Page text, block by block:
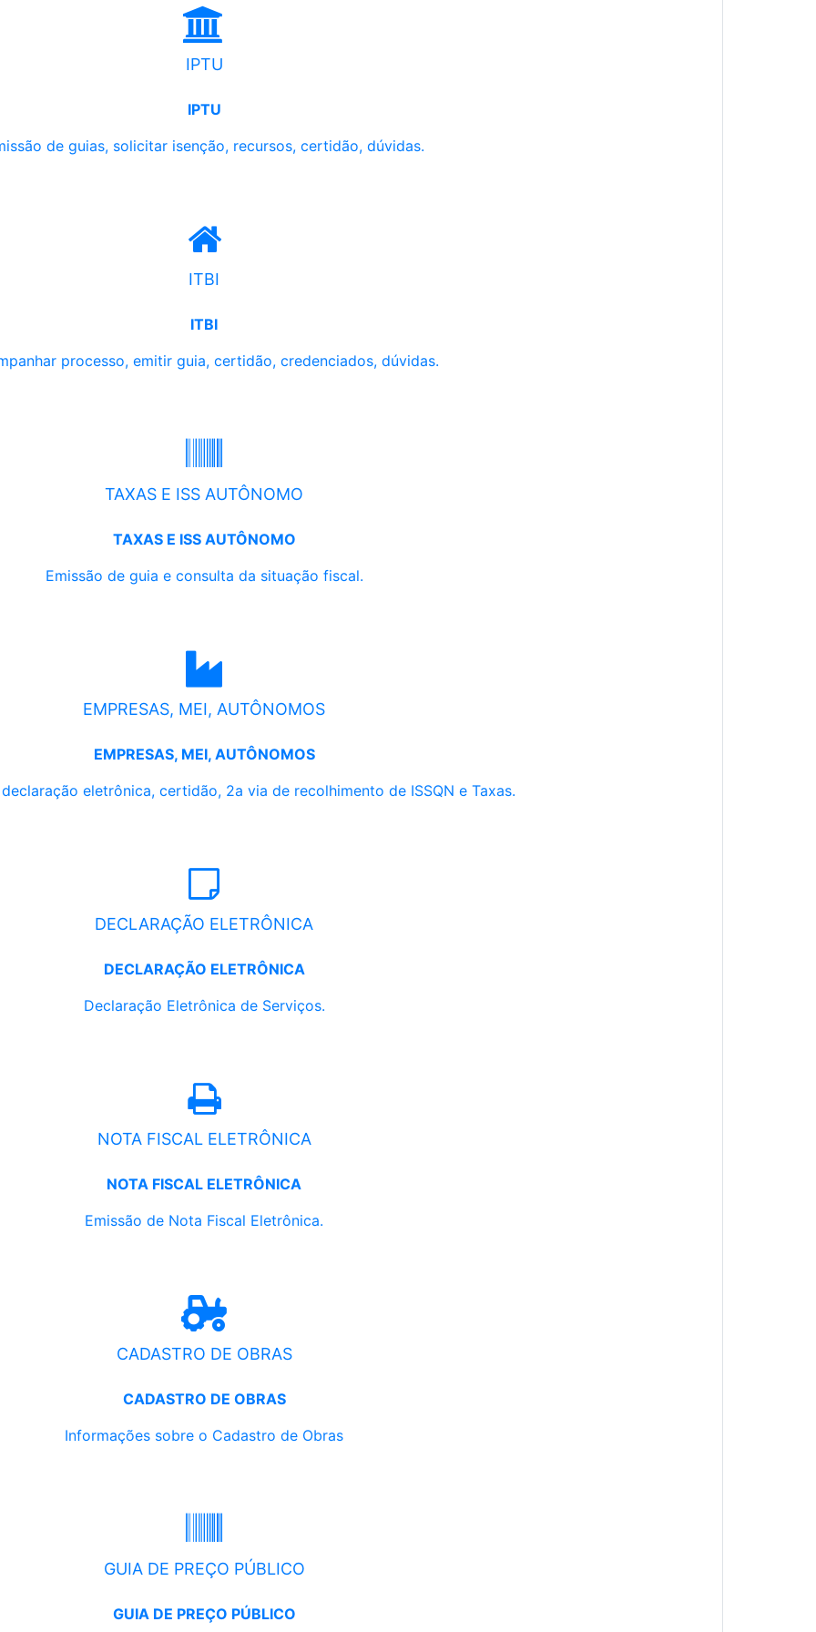
IPTU
IPTU
de guias, solicitar isenção, recursos, certidão, dúvidas.
ITBI
ITBI
processo, emitir guia, certidão, credenciados, dúvidas.
TAXAS E ISS AUTÔNOMO
TAXAS E ISS AUTÔNOMO
Emissão de guia e consulta da situação fiscal.
EMPRESAS, MEI, AUTÔNOMOS
EMPRESAS, MEI, AUTÔNOMOS
eletrônica, certidão, 2a via de recolhimento de ISSQN e Taxas.
DECLARAÇÃO ELETRÔNICA
DECLARAÇÃO ELETRÔNICA
Declaração Eletrônica de Serviços.
NOTA FISCAL ELETRÔNICA
NOTA FISCAL ELETRÔNICA
Emissão de Nota Fiscal Eletrônica.
CADASTRO DE OBRAS
CADASTRO DE OBRAS
Informações sobre o Cadastro de Obras
GUIA DE PREÇO PÚBLICO
GUIA DE PREÇO PÚBLICO